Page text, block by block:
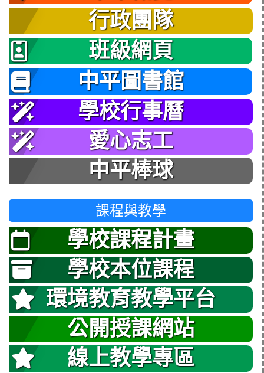
行政團隊
班級網頁
中平圖書館
學校行事曆
愛心志工
中平棒球
課程與教學
學校課程計畫
學校本位課程
環境教育教學平台
公開授課網站
線上教學專區